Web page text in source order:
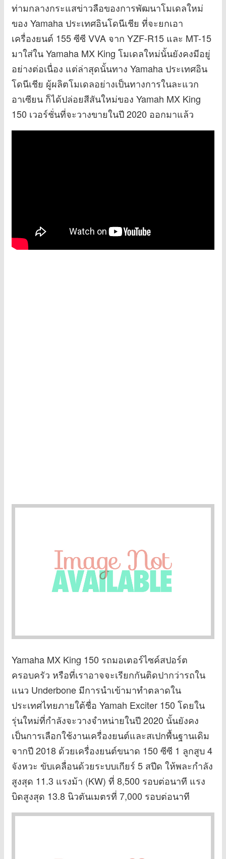
ท่ามกลางกระแสข่าวลือของการพัฒนาโมเดลใหม่
ของ Yamaha ประเทศอินโดนีเชีย ที่จะยกเอา
เครื่องยนต์ 155 ซีซี VVA จาก YZF-R15 และ MT-15
มาใส่ใน Yamaha MX King โมเดลใหม่นั้นยังคงมีอยู่
อย่างต่อเนื่อง แต่ล่าสุดนั้นทาง Yamaha ประเทศอิน
โดนีเชีย ผู้ผลิตโมเดลอย่างเป็นทางการในละแวก
อาเซียน ก็ได้ปล่อยสีสันใหม่ของ Yamah MX King
150 เวอร์ชั่นที่จะวางขายในปี 2020 ออกมาแล้ว
Yamaha MX King 150 รถมอเตอร์ไซค์สปอร์ต
ครอบครัว หรือที่เราอาจจะเรียกกันติดปากว่ารถใน
แนว Underbone มีการนำเข้ามาทำตลาดใน
ประเทศไทยภายใต้ชื่อ Yamah Exciter 150 โดยใน
รุ่นใหม่ที่กำลังจะวางจำหน่ายในปี 2020 นั้นยังคง
เป็นการเลือกใช้งานเครื่องยนต์และสเปกพื้นฐานเดิม
จากปี 2018 ด้วยเครื่องยนต์ขนาด 150 ซีซี 1 ลูกสูบ 4
จังหวะ ขับเคลื่อนด้วยระบบเกียร์ 5 สปีด ให้พละกำลัง
สูงสุด 11.3 แรงม้า (KW) ที่ 8,500 รอบต่อนาที แรง
บิดสูงสุด 13.8 นิวตันเมตรที่ 7,000 รอบต่อนาที